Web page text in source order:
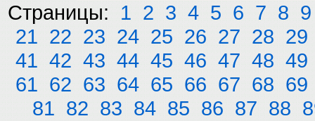
Страницы: 1 2 3 4 5 6 7 8 9
21 22 23 24 25 26 27 28 29
41 42 43 44 45 46 47 48 49
61 62 63 64 65 66 67 68 69
81 82 83 84 85 86 87 88